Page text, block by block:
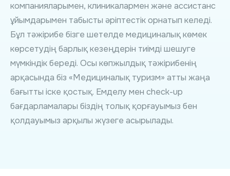
компанияларымен, клиникалармен және ассистанс
ұйымдарымен табысты әріптестік орнатып келеді.
Бұл тәжірибе бізге шетелде медициналық көмек
көрсетудің барлық кезеңдерін тиімді шешуге
мүмкіндік береді. Осы көпжылдық тәжірибенің
арқасында біз «Медициналық туризм» атты жаңа
бағытты іске қостық. Емделу мен check-up
бағдарламалары біздің толық қорғауымыз бен
қолдауымыз арқылы жүзеге асырылады.